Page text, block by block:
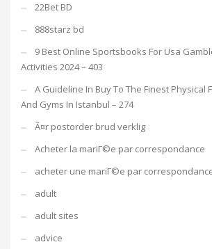
22Bet BD
888starz bd
9 Best Online Sportsbooks For Usa
Activities 2024 – 403
A Guideline In Buy To The Finest Physical
And Gyms In Istanbul – 274
Ã¤r postorder brud verklig
Acheter la mariГ©e par correspondance
acheter une mariГ©e par
adult
adult sites
advice